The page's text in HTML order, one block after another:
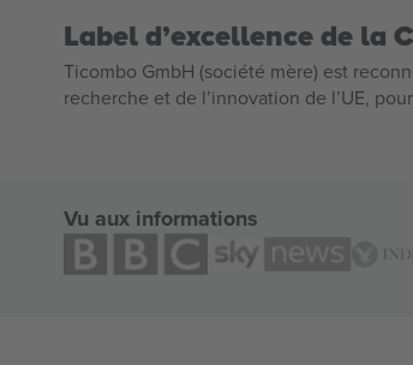
Label d’excellence de la
Ticombo GmbH (société mère) est
recherche et de l’innovation de l’UE,
Vu aux informations